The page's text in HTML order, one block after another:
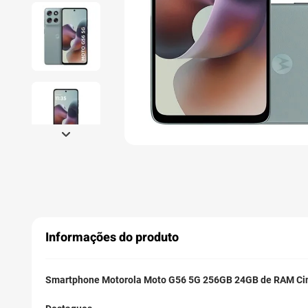
Informações do produto
Smartphone Motorola Moto G56 5G 256GB 24GB de RAM